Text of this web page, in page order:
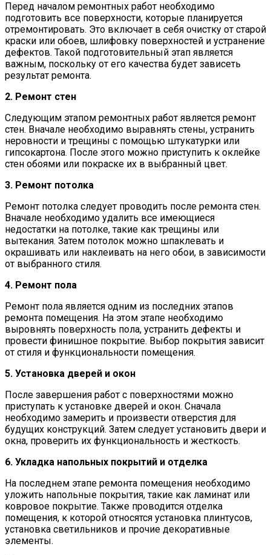
Перед началом ремонтных работ необходимо
подготовить все поверхности, которые планируется
отремонтировать. Это включает в себя очистку от старой
краски или обоев, шлифовку поверхностей и устранение
дефектов. Такой подготовительный этап является
важным, поскольку от его качества будет зависеть
результат ремонта.
2. Ремонт стен
Следующим этапом ремонтных работ является ремонт
стен. Вначале необходимо выравнять стены, устранить
неровности и трещины с помощью штукатурки или
гипсокартона. После этого можно приступить к оклейке
стен обоями или покраске их в выбранный цвет.
3. Ремонт потолка
Ремонт потолка следует проводить после ремонта стен.
Вначале необходимо удалить все имеющиеся
недостатки на потолке, такие как трещины или
вытекания. Затем потолок можно шпаклевать и
окрашивать или наклеивать на него обои, в зависимости
от выбранного стиля.
4. Ремонт пола
Ремонт пола является одним из последних этапов
ремонта помещения. На этом этапе необходимо
выровнять поверхность пола, устранить дефекты и
провести финишное покрытие. Выбор покрытия зависит
от стиля и функциональности помещения.
5. Установка дверей и окон
После завершения работ с поверхностями можно
приступать к установке дверей и окон. Сначала
необходимо замерить и произвести отверстия для
будущих конструкций. Затем следует установить двери и
окна, проверить их функциональность и жесткость.
6. Укладка напольных покрытий и отделка
На последнем этапе ремонта помещения необходимо
уложить напольные покрытия, такие как ламинат или
ковровое покрытие. Также проводится отделка
помещения, к которой относятся установка плинтусов,
установка светильников и прочие декоративные
элементы.